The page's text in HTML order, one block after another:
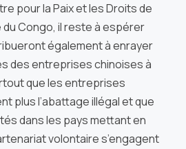
pour la Paix et les Droits de
du Congo, il reste à espérer
également à enrayer
des entreprises chinoises à
que les entreprises
plus l’abattage illégal et que
dans les pays mettant en
volontaire s’engagent